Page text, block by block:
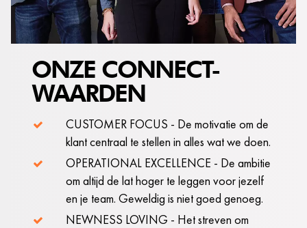
ONZE CONNECT-
WAARDEN
CUSTOMER FOCUS - De motivatie om de
klant centraal te stellen in alles wat we doen.
OPERATIONAL EXCELLENCE - De ambitie
om altijd de lat hoger te leggen voor jezelf
en je team. Geweldig is niet goed genoeg.
NEWNESS LOVING - Het streven om